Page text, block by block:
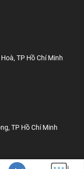
TP Hồ Chí Minh
TP Hồ Chí Minh